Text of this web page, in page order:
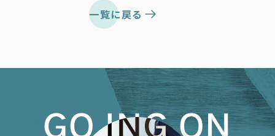
一覧に戻る